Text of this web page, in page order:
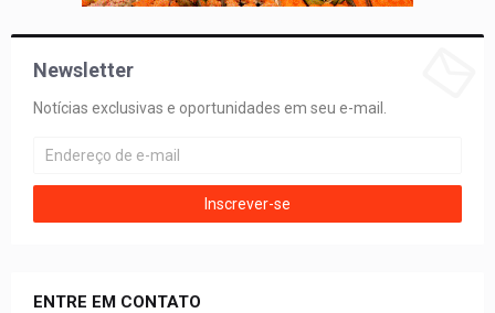
Newsletter
Notícias exclusivas e oportunidades em seu e-mail.
ENTRE EM CONTATO